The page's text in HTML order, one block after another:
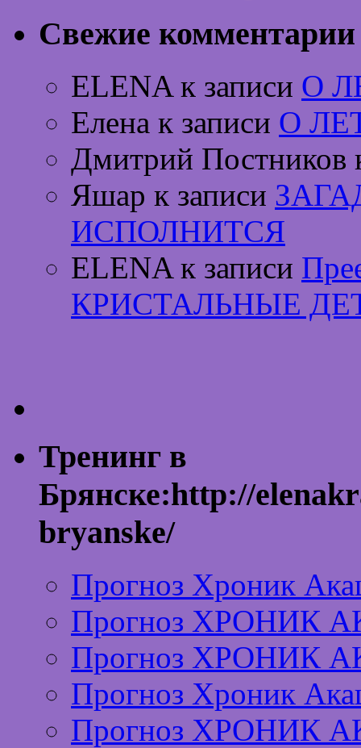
Свежие комментарии
ELENA к записи О
Елена к записи О
Дмитрий Постников
Яшар к записи
ИСПОЛНИТСЯ
ELENA к записи
КРИСТАЛЬНЫЕ
Тренинг в
Брянске:http://
bryanske/
Прогноз Хроник
Прогноз ХРОНИК
Прогноз ХРОНИК
Прогноз Хроник
Прогноз ХРОНИК